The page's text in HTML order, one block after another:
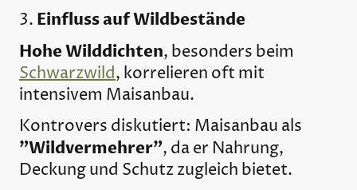
3. Einfluss auf Wildbestände
Hohe Wilddichten, besonders beim
Schwarzwild, korrelieren oft mit
intensivem Maisanbau.
Kontrovers diskutiert: Maisanbau als
"Wildvermehrer", da er Nahrung,
Deckung und Schutz zugleich bietet.